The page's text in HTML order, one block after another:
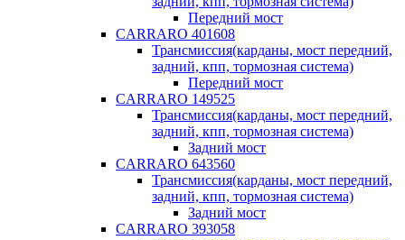
Передний мост
CARRARO 401608
Трансмиссия(карданы, мост передний,
задний, кпп, тормозная система)
Передний мост
CARRARO 149525
Трансмиссия(карданы, мост передний,
задний, кпп, тормозная система)
Задний мост
CARRARO 643560
Трансмиссия(карданы, мост передний,
задний, кпп, тормозная система)
Задний мост
CARRARO 393058